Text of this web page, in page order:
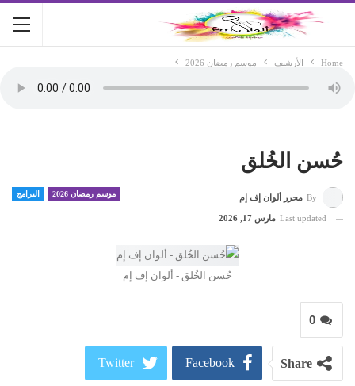
Home الأرشيف موسم رمضان 2026
حُسن الخُلق
موسم رمضان 2026 البرامج By محرر ألوان إف إم
Last updated مارس 17, 2026
حُسن الخُلق - ألوان إف إم
0
Share
Facebook
Twitter